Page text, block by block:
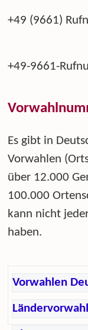
+49 (9661)
+49-9661-
Es gibt in
Vorwahlen
über 12.000
100.000
kann nicht
haben.
Vorwahlen